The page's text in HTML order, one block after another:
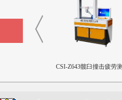
CSI-Z643髋臼撞击疲劳